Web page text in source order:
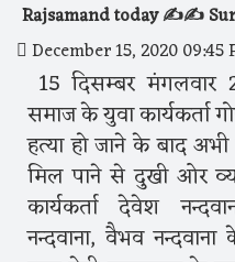
Rajsamand today ✍️✍️
December 15, 2020 09:45
15 दिसम्बर मंगलवार
समाज के युवा कार्यकर्ता
हत्या हो जाने के बाद
मिल पाने से दुखी ओर
कार्यकर्ता देवेश
नन्दवाना, वैभव